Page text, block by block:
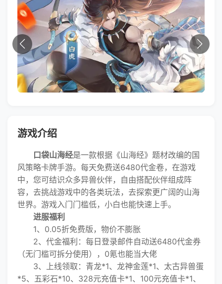
游戏介绍
口袋山海经是一款根据《山海经》题材改编的国
风策略卡牌手游。每天免费送6480代金卷，在游戏
中，您可结识众多异兽伙伴，自由搭配伙伴组成阵
容，去挑战游戏中的各类玩法，去探索更广阔的山海
世界。游戏入门门槛低，小白也能快速上手。
进服福利
1、0.05折免费版，物价不膨胀
2、代金福利：每日登录邮件自动送6480代金券
（无门槛可拆分使用），0氪也能当大佬
3、上线领取：青龙*1、龙神金莲*1、太古异兽蛋
*5、五彩石*10、328元充值卡*1、100元充值卡*1、